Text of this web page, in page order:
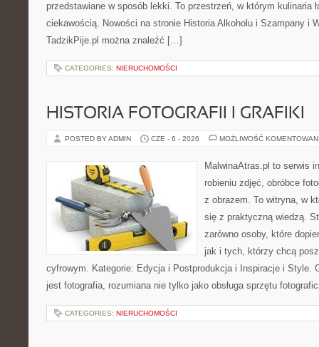
przedstawiane w sposób lekki. To przestrzeń, w którym kulinaria
ciekawością. Nowości na stronie Historia Alkoholu i Szampany i
TadzikPije.pl można znaleźć […]
CATEGORIES: NIERUCHOMOŚCI
HISTORIA FOTOGRAFII I GRAFIKI
POSTED BY ADMIN CZE - 6 - 2026 MOŻLIWOŚĆ
MalwinaAtras.pl to serwis
robieniu zdjęć, obróbce
z obrazem. To witryna, w
się z praktyczną wiedzą.
zarówno osoby, które
jak i tych, którzy chcą
cyfrowym. Kategorie: Edycja i Postprodukcja i Inspiracje i Style.
jest fotografia, rozumiana nie tylko jako obsługa sprzętu
CATEGORIES: NIERUCHOMOŚCI